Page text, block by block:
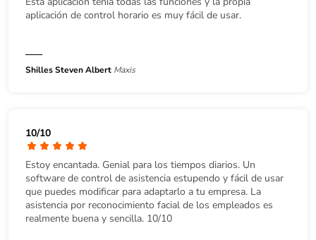
aplicación de control horario es muy fácil de usar.
Shilles Steven Albert Maxis
10/10
Estoy encantada. Genial para los tiempos diarios. Un
software de control de asistencia estupendo y fácil de usar
que puedes modificar para adaptarlo a tu empresa. La
asistencia por reconocimiento facial de los empleados es
realmente buena y sencilla. 10/10